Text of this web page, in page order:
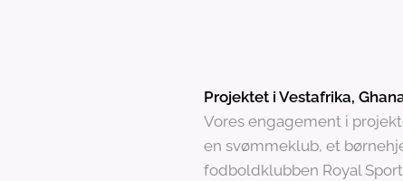
Projektet i Vestafrika,
Vores engagement i
en svømmeklub, et
fodboldklubben Royal